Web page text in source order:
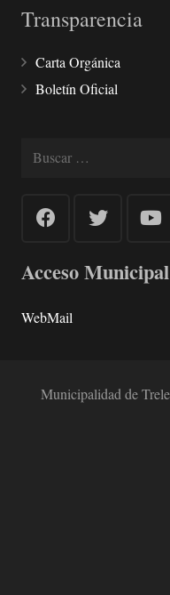
Transparencia
Carta Orgánica
Boletín Oficial
Buscar:
Acceso Municipal
WebMail
Municipalidad de